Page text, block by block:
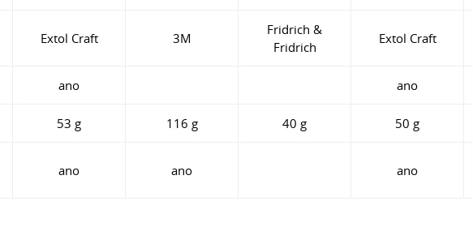
Extol Craft 3M
Fridrich &
Fridrich
Extol Craft
ano ano
53 g 116 g 40 g 50 g
ano ano ano